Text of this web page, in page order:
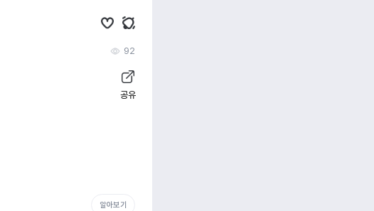
92
공유
알아보기